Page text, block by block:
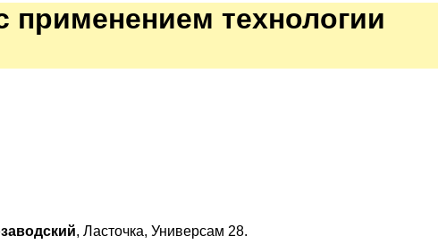
применением технологии
, Ласточка, Универсам 28.